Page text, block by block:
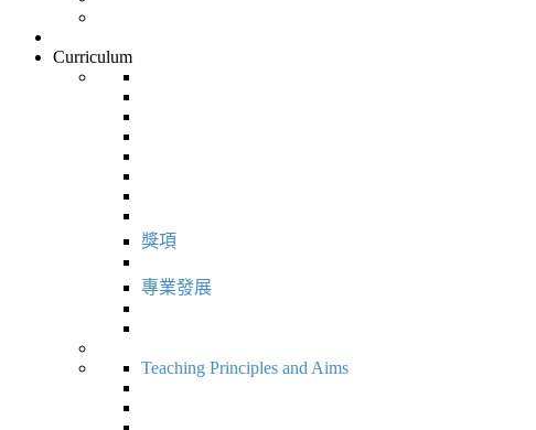
Curriculum
獎項
專業發展
Teaching Principles and Aims